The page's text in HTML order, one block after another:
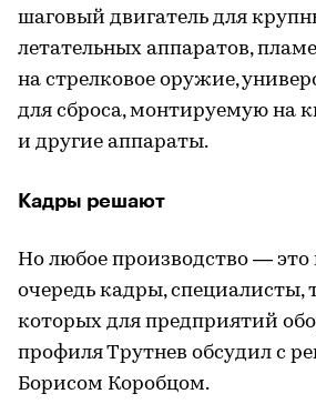
шаговый двигатель для
летательных аппаратов,
на стрелковое оружие,
для сброса, монтируемую на
и другие аппараты.
Кадры решают
Но любое производство — это
очередь кадры, специалисты,
которых для предприятий
профиля Трутнев обсудил с
Борисом Коробцом.